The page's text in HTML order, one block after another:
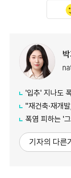
'입추' 지나도 폭
"재건축·재개발, 주
폭염 피하는 '
기자의 다른